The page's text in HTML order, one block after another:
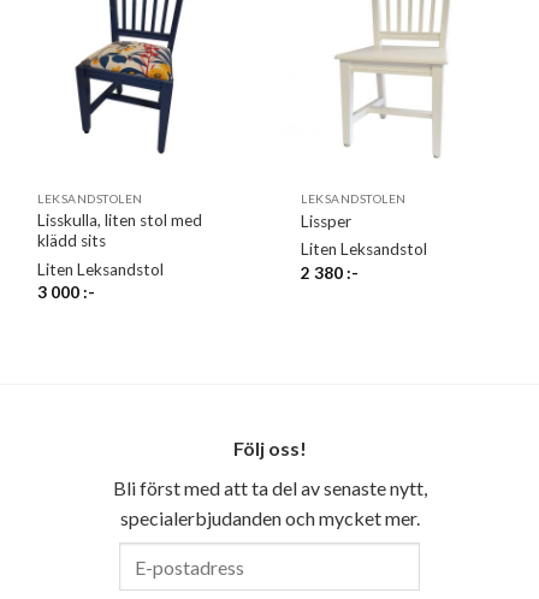
LEKSANDSTOLEN
Lisskulla, liten stol med
klädd sits
Liten Leksandstol
3 000:-
LEKSANDSTOLEN
Lissper
Liten Leksandstol
2 380:-
Följ oss!
Bli först med att ta del av senaste nytt,
specialerbjudanden och mycket mer.